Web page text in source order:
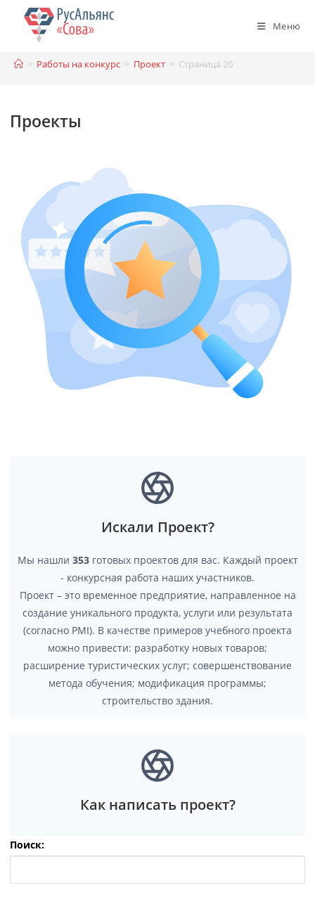
Перейти
содержимому
Меню
> Работы на конкурс > Проект > Страница 20
Проекты
Искали Проект?
Мы нашли 353готовых проектов для вас. Каждый проект
- конкурсная работа наших участников.
Проект – это временное предприятие, направленное на
создание уникального продукта, услуги или результата
(согласно PMI). В качестве примеров учебного проекта
можно привести: разработку новых товаров;
расширение туристических услуг; совершенствование
метода обучения; модификация программы;
строительство здания.
Как написать проект?
Поиск: